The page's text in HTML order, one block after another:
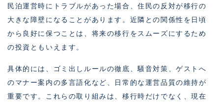
民泊運営時にトラブルがあった場合、住民の反対が移行の
大きな障壁になることがあります。近隣との関係性を日頃
から良好に保つことは、将来の移行をスムーズにするため
の投資ともいえます。
具体的には、ゴミ出しルールの徹底、騒音対策、ゲストへ
のマナー案内の多言語化など、日常的な運営品質の維持が
重要です。これらの取り組みは、移行時だけでなく、現在